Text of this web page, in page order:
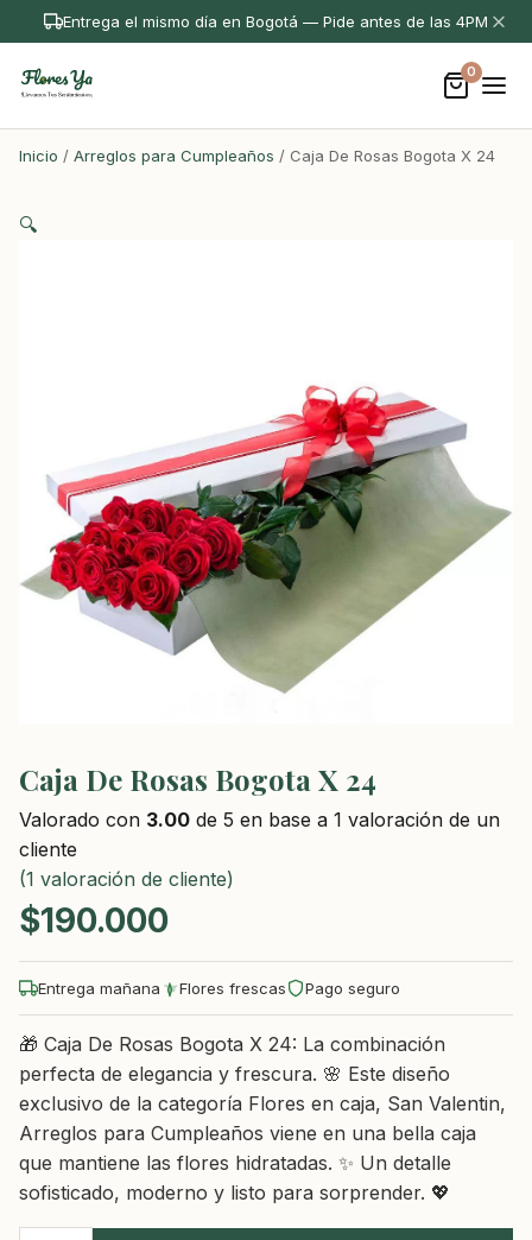
Entrega el mismo día en Bogotá — Pide antes de las 4PM
0
Inicio / Arreglos para Cumpleaños / Caja De Rosas Bogota X 24
🔍
Caja De Rosas Bogota X 24
Valorado con 3.00 de 5 en base a 1 valoración de un
cliente
(1 valoración de cliente)
$190.000
Entrega mañana Flores frescas Pago seguro
🎁 Caja De Rosas Bogota X 24: La combinación
perfecta de elegancia y frescura. 🌸 Este diseño
exclusivo de la categoría Flores en caja, San Valentin,
Arreglos para Cumpleaños viene en una bella caja
que mantiene las flores hidratadas. ✨ Un detalle
sofisticado, moderno y listo para sorprender. 💖